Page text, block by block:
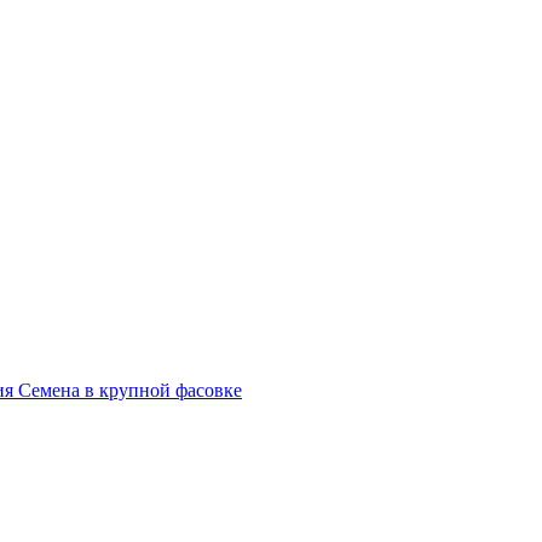
Семена в крупной фасовке